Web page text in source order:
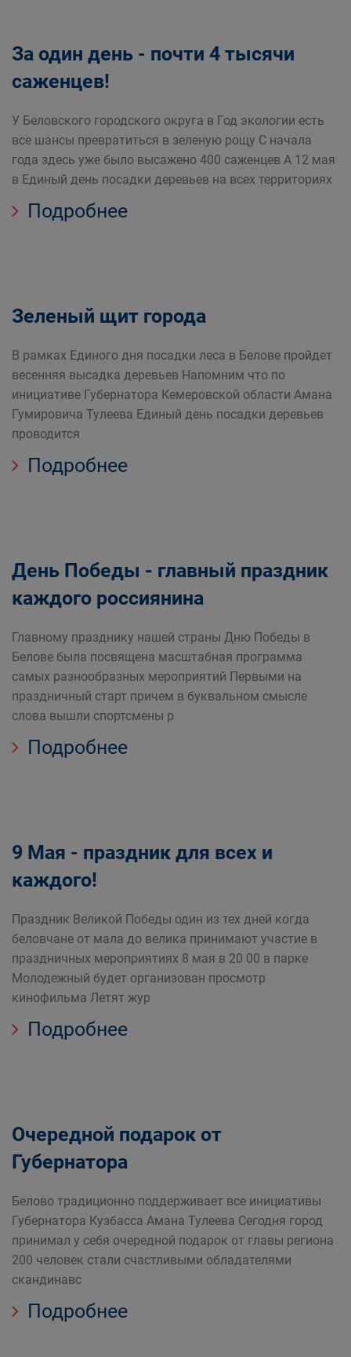
За один день - почти 4 тысячи
саженцев!
У Беловского городского округа в Год экологии есть
все шансы превратиться в зеленую рощу С начала
года здесь уже было высажено 400 саженцев А 12 мая
в Единый день посадки деревьев на всех территориях
Подробнее
Зеленый щит города
В рамках Единого дня посадки леса в Белове пройдет
весенняя высадка деревьев Напомним что по
инициативе Губернатора Кемеровской области Амана
Гумировича Тулеева Единый день посадки деревьев
проводится
Подробнее
День Победы - главный праздник
каждого россиянина
Главному празднику нашей страны Дню Победы в
Белове была посвящена масштабная программа
самых разнообразных мероприятий Первыми на
праздничный старт причем в буквальном смысле
слова вышли спортсмены р
Подробнее
9 Мая - праздник для всех и
каждого!
Праздник Великой Победы один из тех дней когда
беловчане от мала до велика принимают участие в
праздничных мероприятиях 8 мая в 20 00 в парке
Молодежный будет организован просмотр
кинофильма Летят жур
Подробнее
Очередной подарок от
Губернатора
Белово традиционно поддерживает все инициативы
Губернатора Кузбасса Амана Тулеева Сегодня город
принимал у себя очередной подарок от главы региона
200 человек стали счастливыми обладателями
скандинавс
Подробнее